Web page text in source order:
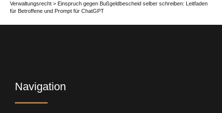
Verwaltungsrecht > Einspruch gegen Bußgeldbescheid selber schreiben: Leitfaden
für Betroffene und Prompt für ChatGPT
Navigation